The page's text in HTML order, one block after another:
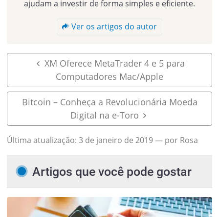
ajudam a investir de forma simples e eficiente.
Ver os artigos do autor
XM Oferece MetaTrader 4 e 5 para
Computadores Mac/Apple
Bitcoin – Conheça a Revolucionária Moeda
Digital na e-Toro
Última atualização: 3 de janeiro de 2019— por Rosa
Artigos que você pode gostar